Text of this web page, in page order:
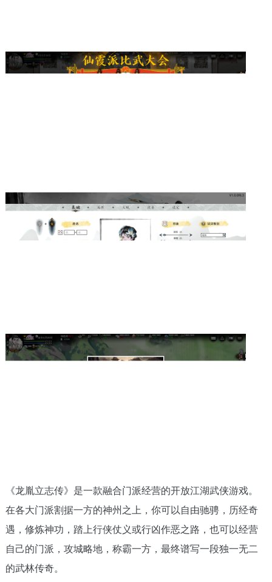
《龙胤立志传》是一款融合门派经营的开放江湖武侠游戏。
在各大门派割据一方的神州之上，你可以自由驰骋，历经奇
遇，修炼神功，踏上行侠仗义或行凶作恶之路，也可以经营
自己的门派，攻城略地，称霸一方，最终谱写一段独一无二
的武林传奇。